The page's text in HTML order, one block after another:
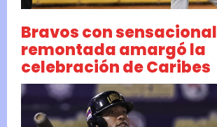
Bravos con sensacional
remontada amargó la
celebración de Caribes